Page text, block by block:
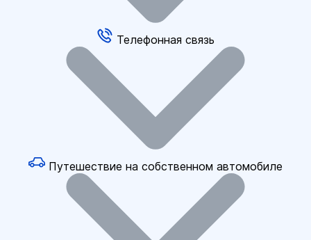
Телефонная связь
Путешествие на собственном автомобиле